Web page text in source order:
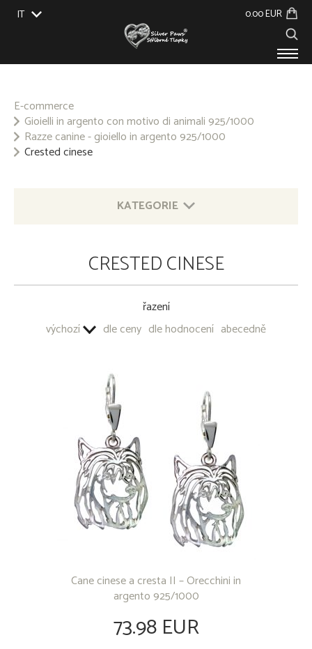
IT
0.00 EUR
E-commerce
Gioielli in argento con motivo di animali 925/1000
Razze canine - gioiello in argento 925/1000
Crested cinese
KATEGORIE
PORTACHIAVI - METALLO COMUNE
CRESTED CINESE
řazení
výchozí
dle ceny dle hodnocení abecedně
Cane cinese a cresta II – Orecchini in
argento 925/1000
73.98 EUR